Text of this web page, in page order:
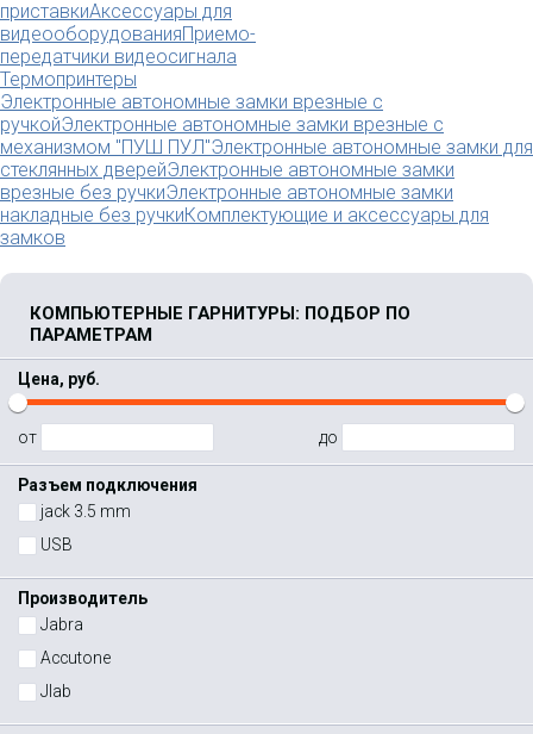
приставкиАксессуары для
видеооборудованияПриемо-
передатчики видеосигнала
Термопринтеры
Электронные автономные замки врезные с
ручкойЭлектронные автономные замки врезные с
механизмом "ПУШ ПУЛ"Электронные автономные замки для
стеклянных дверейЭлектронные автономные замки
врезные без ручкиЭлектронные автономные замки
накладные без ручкиКомплектующие и аксессуары для
замков
КОМПЬЮТЕРНЫЕ ГАРНИТУРЫ: ПОДБОР ПО
ПАРАМЕТРАМ
Цена, руб.
от до
Разъем подключения
jack 3.5 mm
USB
Производитель
Jabra
Accutone
Jlab